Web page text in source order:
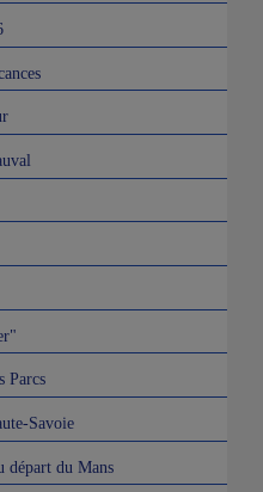
Parcs
Savoie
départ du Mans